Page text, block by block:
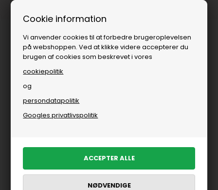
Cookie information
Vi anvender cookies til at forbedre brugeroplevelsen
på webshoppen. Ved at klikke videre accepterer du
brugen af cookies som beskrevet i vores
cookiepolitik
og
persondatapolitik
Googles privatlivspolitik